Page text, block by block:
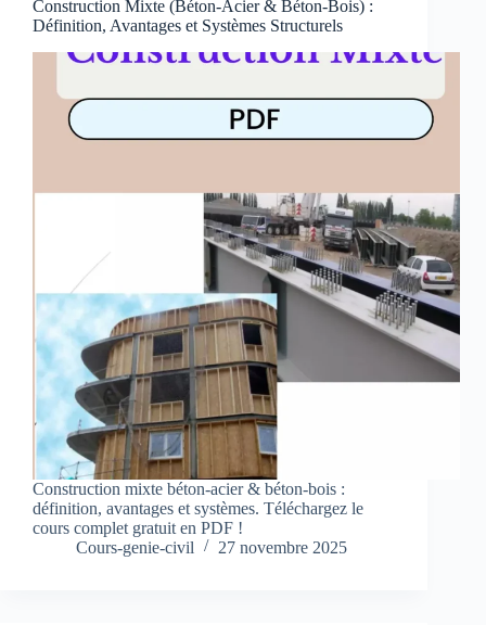
Construction Mixte (Béton-Acier & Béton-Bois) :
Définition, Avantages et Systèmes Structurels
Construction mixte béton-acier & béton-bois :
définition, avantages et systèmes. Téléchargez le
cours complet gratuit en PDF !
Cours-genie-civil
27 novembre 2025